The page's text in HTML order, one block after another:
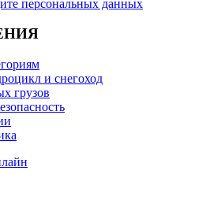
персональных данных
и снегоход
грузов